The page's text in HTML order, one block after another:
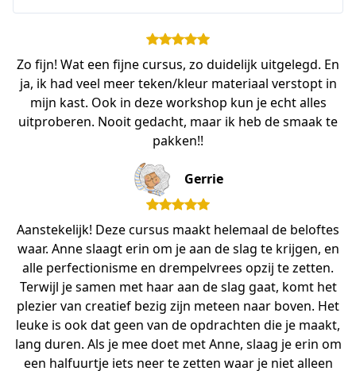
Zo fijn! Wat een fijne cursus, zo duidelijk uitgelegd. En
ja, ik had veel meer teken/kleur materiaal verstopt in
mijn kast. Ook in deze workshop kun je echt alles
uitproberen. Nooit gedacht, maar ik heb de smaak te
pakken!!
Gerrie
Aanstekelijk! Deze cursus maakt helemaal de beloftes
waar. Anne slaagt erin om je aan de slag te krijgen, en
alle perfectionisme en drempelvrees opzij te zetten.
Terwijl je samen met haar aan de slag gaat, komt het
plezier van creatief bezig zijn meteen naar boven. Het
leuke is ook dat geen van de opdrachten die je maakt,
lang duren. Als je mee doet met Anne, slaag je erin om
een halfuurtje iets neer te zetten waar je niet alleen